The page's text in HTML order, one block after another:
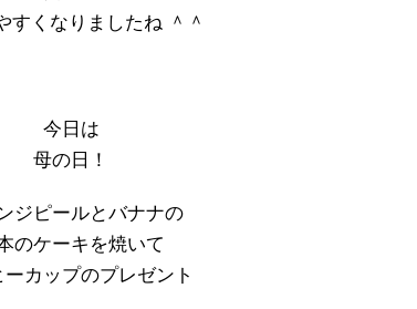
すくなりましたね ＾＾
今日は
母の日！
ジピールとバナナの
のケーキを焼いて
カップのプレゼント